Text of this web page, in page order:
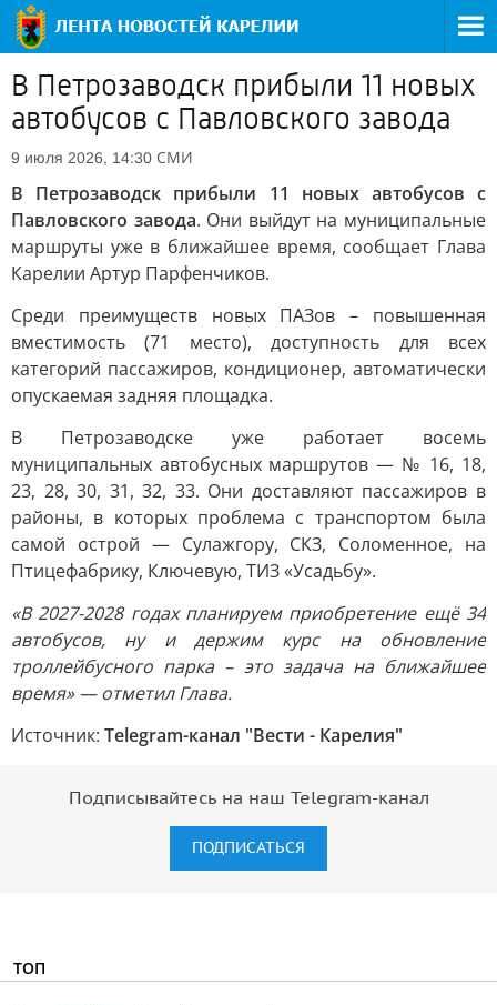
В Петрозаводск прибыли 11 новых
автобусов с Павловского завода
9 июля 2026, 14:30 СМИ
В Петрозаводск прибыли 11 новых автобусов с
Павловского завода. Они выйдут на муниципальные
маршруты уже в ближайшее время, сообщает Глава
Карелии Артур Парфенчиков.
Среди преимуществ новых ПАЗов – повышенная
вместимость (71 место), доступность для всех
категорий пассажиров, кондиционер, автоматически
опускаемая задняя площадка.
В Петрозаводске уже работает восемь
муниципальных автобусных маршрутов — № 16, 18,
23, 28, 30, 31, 32, 33. Они доставляют пассажиров в
районы, в которых проблема с транспортом была
самой острой — Сулажгору, СКЗ, Соломенное, на
Птицефабрику, Ключевую, ТИЗ «Усадьбу».
«В 2027-2028 годах планируем приобретение ещё 34
автобусов, ну и держим курс на обновление
троллейбусного парка – это задача на ближайшее
время» — отметил Глава.
Источник: Telegram-канал "Вести - Карелия"
Подписывайтесь на наш Telegram-канал
ПОДПИСАТЬСЯ
ТОП